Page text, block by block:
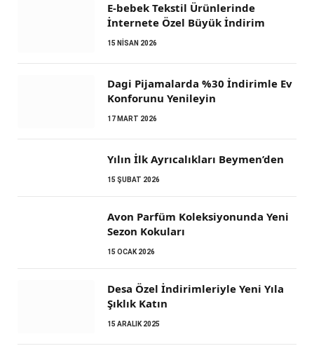
E-bebek Tekstil Ürünlerinde
İnternete Özel Büyük İndirim
15 NISAN 2026
Dagi Pijamalarda %30 İndirimle Ev
Konforunu Yenileyin
17 MART 2026
Yılın İlk Ayrıcalıkları Beymen’den
15 ŞUBAT 2026
Avon Parfüm Koleksiyonunda Yeni
Sezon Kokuları
15 OCAK 2026
Desa Özel İndirimleriyle Yeni Yıla
Şıklık Katın
15 ARALIK 2025